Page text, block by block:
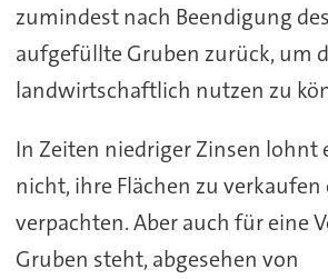
zumindest nach Beendigung
aufgefüllte Gruben zurück, um
landwirtschaftlich nutzen zu
In Zeiten niedriger Zinsen lohnt
nicht, ihre Flächen zu verkaufen
verpachten. Aber auch für eine
Gruben steht, abgesehen von